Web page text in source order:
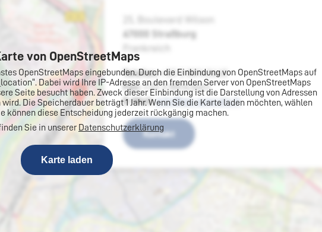
von OpenStreetMaps
OpenStreetMaps eingebunden. Durch die Einbindung von OpenStreetMaps auf
Dabei wird Ihre IP-Adresse an den fremden Server von OpenStreetMaps
Seite besucht haben. Zweck dieser Einbindung ist die Darstellung von Adressen
Die Speicherdauer beträgt 1 Jahr. Wenn Sie die Karte laden möchten, wählen
können diese Entscheidung jederzeit rückgängig machen.
Sie in unserer Datenschutzerklärung
Karte laden